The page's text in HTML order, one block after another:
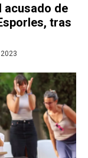
acusado de
tras